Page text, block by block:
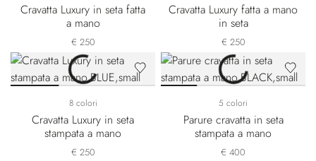
Cravatta Luxury in seta fatta
a mano
€ 250
Cravatta Luxury fatta a mano
in seta
€ 250
8 colori
Cravatta Luxury in seta
stampata a mano
€ 250
5 colori
Parure cravatta in seta
stampata a mano
€ 400